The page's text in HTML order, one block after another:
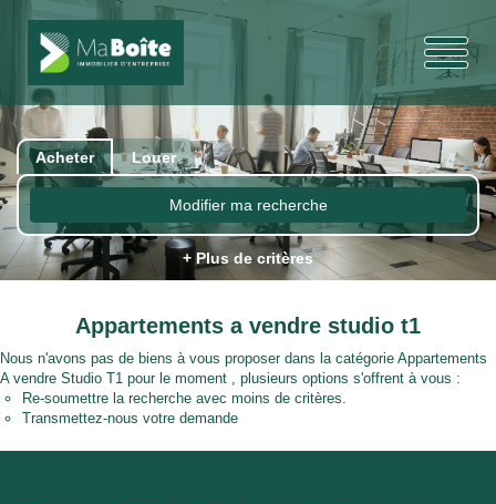
Acheter Louer
Modifier ma recherche
+ Plus de critères
Appartements a vendre studio t1
Nous n'avons pas de biens à vous proposer dans la catégorie Appartements
A vendre Studio T1 pour le moment , plusieurs options s'offrent à vous :
Re-soumettre la recherche avec moins de critères.
Transmettez-nous votre demande